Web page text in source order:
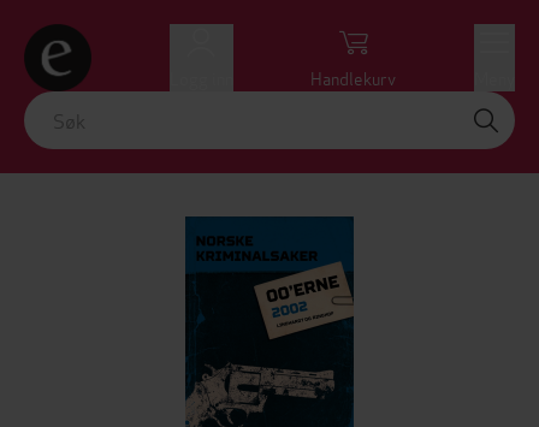
Handlekurv